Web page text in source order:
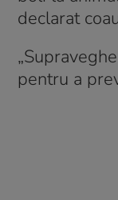
declarat
pentru a